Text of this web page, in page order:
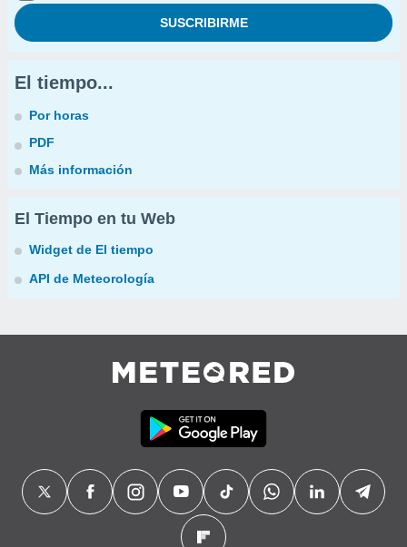
El tiempo...
Por horas
PDF
Más información
El Tiempo en tu Web
Widget de El tiempo
API de Meteorología